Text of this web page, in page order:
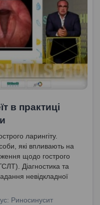
в практиці
ларингіту.
які впливають на
щодо гострого
Діагностика та
невідкладної
Риносинусит